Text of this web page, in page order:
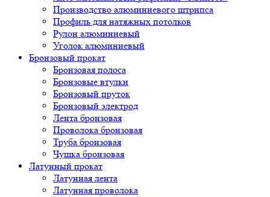
Производство алюминиевого штрипса
Профиль для натяжных потолков
Рулон алюминиевый
Уголок алюминиевый
Бронзовый прокат
Бронзовая полоса
Бронзовые втулки
Бронзовый пруток
Бронзовый электрод
Лента бронзовая
Проволока бронзовая
Труба бронзовая
Чушка бронзовая
Латунный прокат
Латунная лента
Латунная проволока